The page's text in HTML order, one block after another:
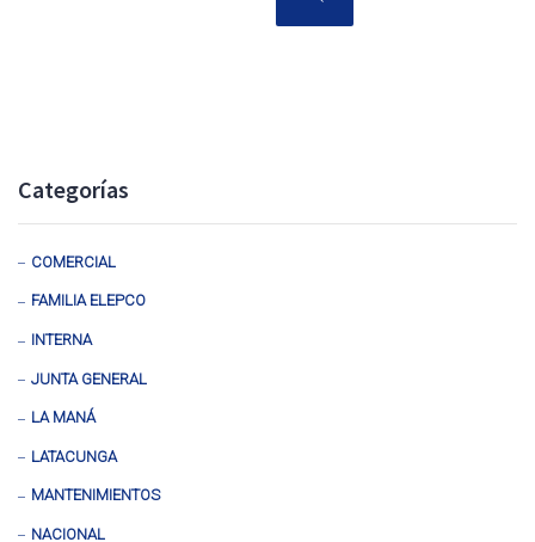
Categorías
COMERCIAL
FAMILIA ELEPCO
INTERNA
JUNTA GENERAL
LA MANÁ
LATACUNGA
MANTENIMIENTOS
NACIONAL